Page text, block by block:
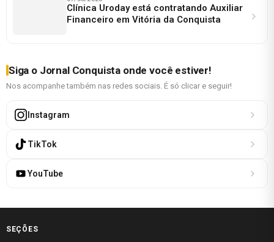
Clínica Uroday está contratando Auxiliar
Financeiro em Vitória da Conquista
Siga o Jornal Conquista onde você estiver!
Nos acompanhe também nas redes sociais. É só clicar e seguir!
Instagram
TikTok
YouTube
SEÇÕES